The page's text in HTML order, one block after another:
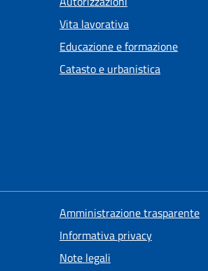
Vita lavorativa
Educazione e formazione
Catasto e urbanistica
Amministrazione trasparente
Informativa privacy
Note legali